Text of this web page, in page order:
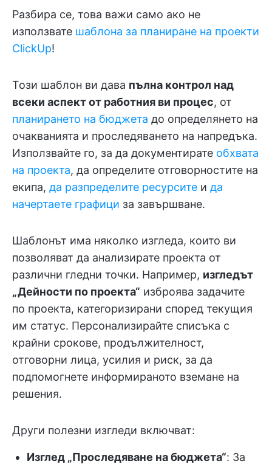
Разбира се, това важи само ако не
използвате шаблона за планиране на проекти
ClickUp!
Този шаблон ви дава пълна контрол над
всеки аспект от работния ви процес, от
планирането на бюджета до определянето на
очакванията и проследяването на напредъка.
Използвайте го, за да документирате обхвата
на проекта, да определите отговорностите на
екипа, да разпределите ресурсите и да
начертаете графици за завършване.
Шаблонът има няколко изгледа, които ви
позволяват да анализирате проекта от
различни гледни точки. Например, изгледът
„Дейности по проекта“ изброява задачите
по проекта, категоризирани според текущия
им статус. Персонализирайте списъка с
крайни срокове, продължителност,
отговорни лица, усилия и риск, за да
подпомогнете информираното вземане на
решения.
Други полезни изгледи включват:
Изглед „Проследяване на бюджета“: За